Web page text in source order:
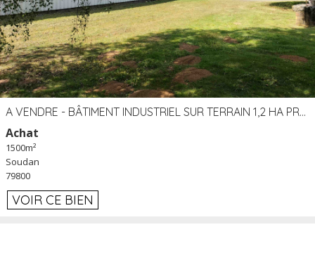
A VENDRE - BÂTIMENT INDUSTRIEL SUR TERRAIN 1,2 HA PROCHE ÉCHANGEUR A10 - SOUDAN (79)
Achat
1500m²
Soudan
79800
VOIR CE BIEN